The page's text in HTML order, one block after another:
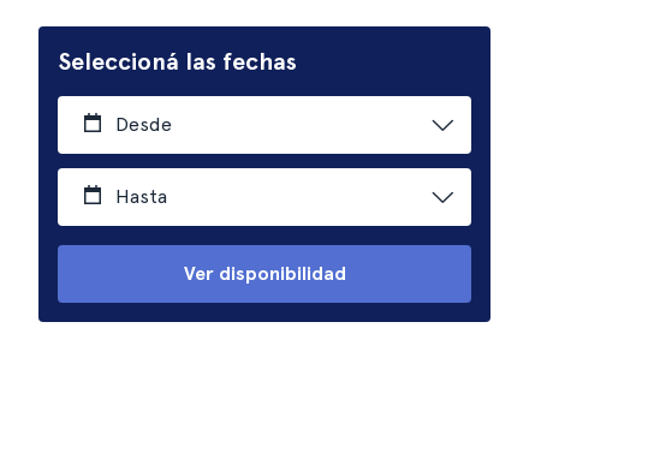
Seleccioná las fechas
Desde
Hasta
Ver disponibilidad